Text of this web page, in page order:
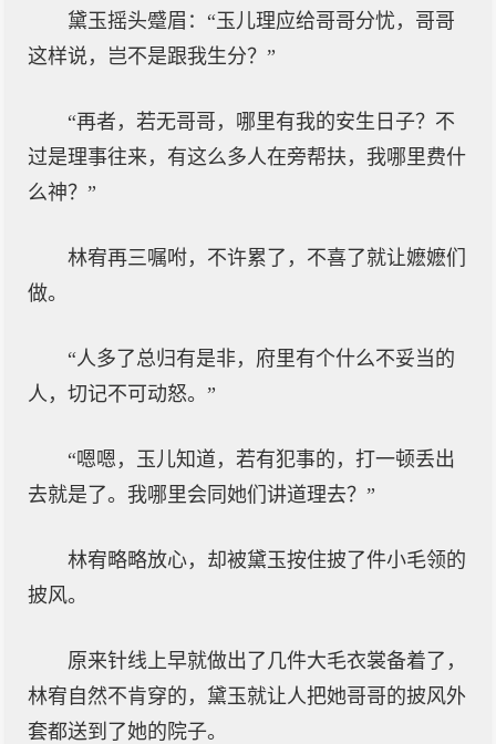
黛玉摇头蹙眉：“玉儿理应给哥哥分忧，哥哥
这样说，岂不是跟我生分？”
“再者，若无哥哥，哪里有我的安生日子？不
过是理事往来，有这么多人在旁帮扶，我哪里费什
么神？”
林宥再三嘱咐，不许累了，不喜了就让嬷嬷们
做。
“人多了总归有是非，府里有个什么不妥当的
人，切记不可动怒。”
“嗯嗯，玉儿知道，若有犯事的，打一顿丢出
去就是了。我哪里会同她们讲道理去？”
林宥略略放心，却被黛玉按住披了件小毛领的
披风。
原来针线上早就做出了几件大毛衣裳备着了，
林宥自然不肯穿的，黛玉就让人把她哥哥的披风外
套都送到了她的院子。